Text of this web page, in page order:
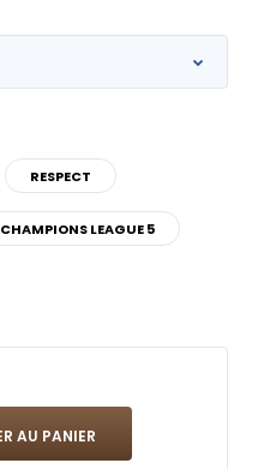
RESPECT
CHAMPIONS LEAGUE 5